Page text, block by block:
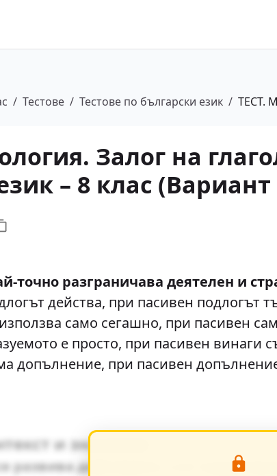
/ Тестове / Тестове по български език / ТЕСТ.
Залог на
– 8 клас (Вариант
точно разграничава деятелен и
действа, при пасивен подлогът
само сегашно, при пасивен
е просто, при пасивен винаги
допълнение, при пасивен
и значение
развива действието, е от